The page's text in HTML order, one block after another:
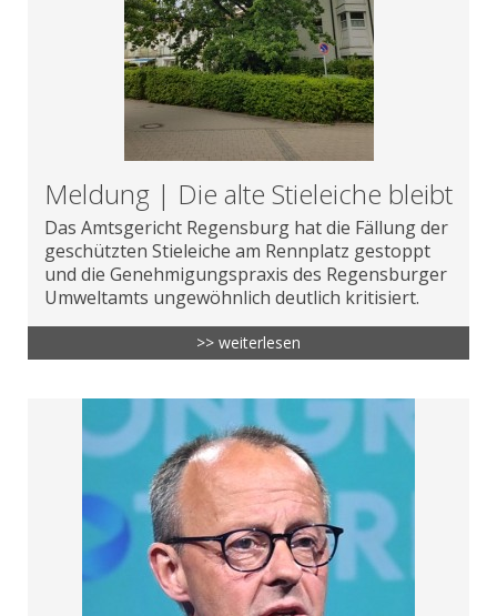
Meldung | Die alte Stieleiche bleibt
Das Amtsgericht Regensburg hat die Fällung der
geschützten Stieleiche am Rennplatz gestoppt
und die Genehmigungspraxis des Regensburger
Umweltamts ungewöhnlich deutlich kritisiert.
>> weiterlesen